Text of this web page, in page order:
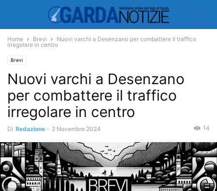
Home Brevi
Nuovi varchi a Desenzano per combattere il traffico
irregolare in centro
Brevi
Nuovi varchi a Desenzano
per combattere il traffico
irregolare in centro
Di Redazione - 2 Novembre 2024 14